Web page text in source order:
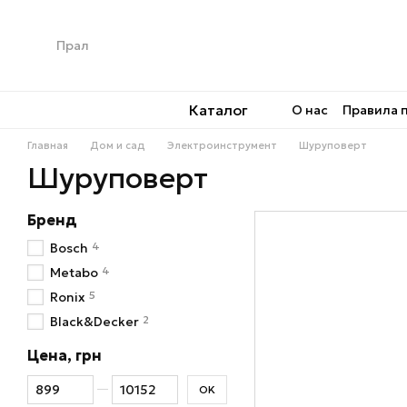
Каталог О нас Правила
Главная Дом и сад Электроинструмент Шуруповерт
Шуруповерт
Бренд
Bosch 4
Metabo 4
Ronix 5
Black&Decker 2
Цена, грн
От Цена, грн
До Цена, грн OK